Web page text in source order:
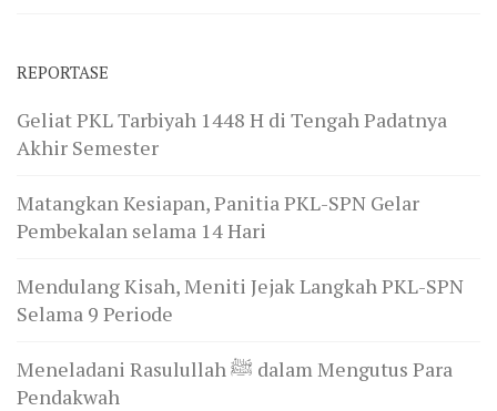
REPORTASE
Geliat PKL Tarbiyah 1448 H di Tengah Padatnya
Akhir Semester
Matangkan Kesiapan, Panitia PKL-SPN Gelar
Pembekalan selama 14 Hari
Mendulang Kisah, Meniti Jejak Langkah PKL-SPN
Selama 9 Periode
Meneladani Rasulullah ﷺ dalam Mengutus Para
Pendakwah